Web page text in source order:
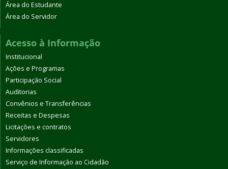
Área do Estudante
Área do Servidor
Acesso à Informação
Institucional
Ações e Programas
Participação Social
Auditorias
Convênios e Transferências
Receitas e Despesas
Licitações e contratos
Servidores
Informações classificadas
Serviço de Informação ao Cidadão